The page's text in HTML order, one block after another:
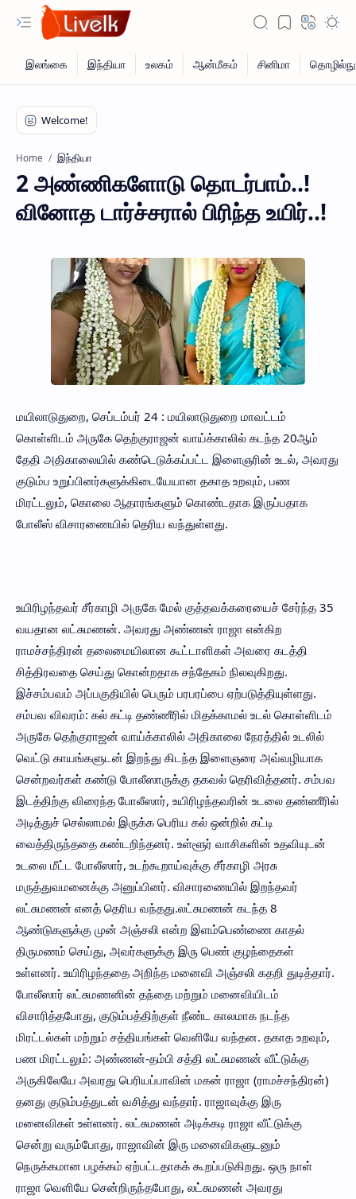
Home இந்தியா
2 அண்ணிகளோடு தொடர்பாம்..!
வினோத டார்ச்சரால் பிரிந்த உயிர்..!
மயிலாடுதுறை, செப்டம்பர் 24 : மயிலாடுதுறை மாவட்டம்
கொள்ளிடம் அருகே தெற்குராஜன் வாய்க்காலில் கடந்த 20ஆம்
தேதி அதிகாலையில் கண்டெடுக்கப்பட்ட இளைஞரின் உடல், அவரது
குடும்ப உறுப்பினர்களுக்கிடையேயான தகாத உறவும், பண
மிரட்டலும், கொலை ஆதாரங்களும் கொண்டதாக இருப்பதாக
போலீஸ் விசாரணையில் தெரிய வந்துள்ளது.
உயிரிழந்தவர் சீர்காழி அருகே மேல் குத்தவக்கரையைச் சேர்ந்த 35
வயதான லட்சுமணன். அவரது அண்ணன் ராஜா என்கிற
ராமச்சந்திரன் தலைமையிலான கூட்டாளிகள் அவரை கடத்தி
சித்திரவதை செய்து கொன்றதாக சந்தேகம் நிலவுகிறது.
இச்சம்பவம் அப்பகுதியில் பெரும் பரபரப்பை ஏற்படுத்தியுள்ளது.
சம்பவ விவரம்: கல் கட்டி தண்ணீரில் மிதக்காமல் உடல் கொள்ளிடம்
அருகே தெற்குராஜன் வாய்க்காலில் அதிகாலை நேரத்தில் உடலில்
வெட்டு காயங்களுடன் இறந்து கிடந்த இளைஞரை அவ்வழியாக
சென்றவர்கள் கண்டு போலீஸாருக்கு தகவல் தெரிவித்தனர். சம்பவ
இடத்திற்கு விரைந்த போலீஸார், உயிரிழந்தவரின் உடலை தண்ணீரில்
அடித்துச் செல்லாமல் இருக்க பெரிய கல் ஒன்றில் கட்டி
வைத்திருந்ததை கண்டறிந்தனர். உள்ளூர் வாசிகளின் உதவியுடன்
உடலை மீட்ட போலீஸார், உடற்கூறாய்வுக்கு சீர்காழி அரசு
மருத்துவமனைக்கு அனுப்பினர். விசாரணையில் இறந்தவர்
லட்சுமணன் எனத் தெரிய வந்தது.லட்சுமணன் கடந்த 8
ஆண்டுகளுக்கு முன் அஞ்சலி என்ற இளம்பெண்ணை காதல்
திருமணம் செய்து, அவர்களுக்கு இரு பெண் குழந்தைகள்
உள்ளனர். உயிரிழந்ததை அறிந்த மனைவி அஞ்சலி கதறி துடித்தார்.
போலீஸார் லட்சுமணனின் தந்தை மற்றும் மனைவியிடம்
விசாரித்தபோது, குடும்பத்திற்குள் நீண்ட காலமாக நடந்த
மிரட்டல்கள் மற்றும் சத்‌தியங்கள் வெளியே வந்தன. தகாத உறவும்,
பண மிரட்டலும்: அண்ணன்-தம்பி சத்‌தி லட்சுமணன் வீட்டுக்கு
அருகிலேயே அவரது பெரியப்பாவின் மகன் ராஜா (ராமச்சந்திரன்)
தனது குடும்பத்துடன் வசித்து வந்தார். ராஜாவுக்கு இரு
மனைவிகள் உள்ளனர். லட்சுமணன் அடிக்கடி ராஜா வீட்டுக்கு
சென்று வரும்போது, ராஜாவின் இரு மனைவிகளுடனும்
நெருக்கமான பழக்கம் ஏற்பட்டதாகக் கூறப்படுகிறது. ஒரு நாள்
ராஜா வெளியே சென்றிருந்தபோது, லட்சுமணன் அவரது